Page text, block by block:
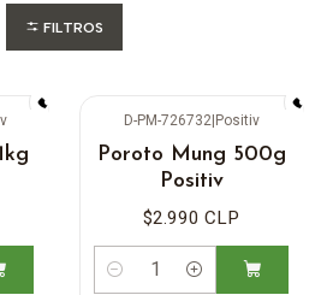
FILTROS
D-PM-726732|Positiv
Poroto Mung 500g
Positiv
$2.990 CLP
Cantidad